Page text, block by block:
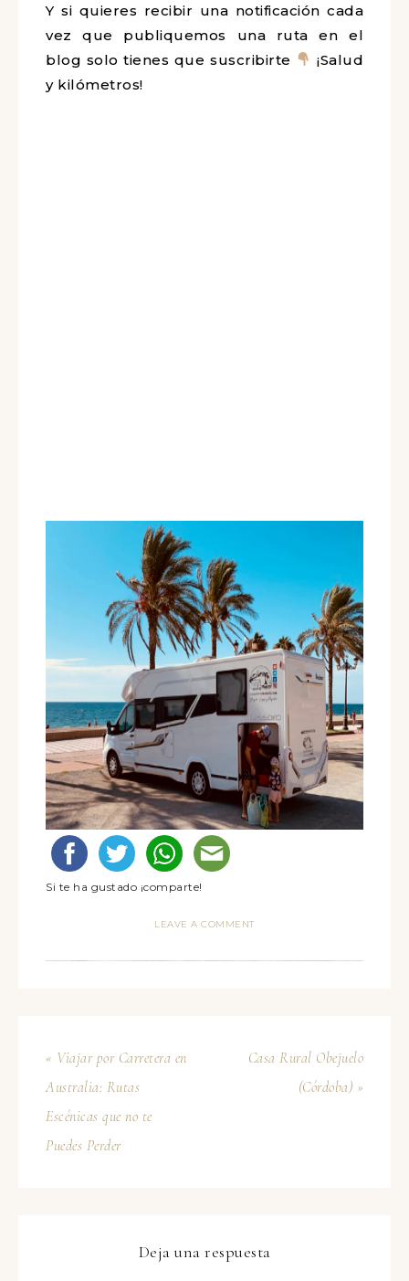
Y si quieres recibir una notificación cada
vez que publiquemos una ruta en el
blog solo tienes que suscribirte
¡Salud
y kilómetros!
Si te ha gustado ¡comparte!
LEAVE A COMMENT
« Viajar por Carretera en
Australia: Rutas
Escénicas que no te
Puedes Perder
Casa Rural Obejuelo
(Córdoba) »
Deja una respuesta